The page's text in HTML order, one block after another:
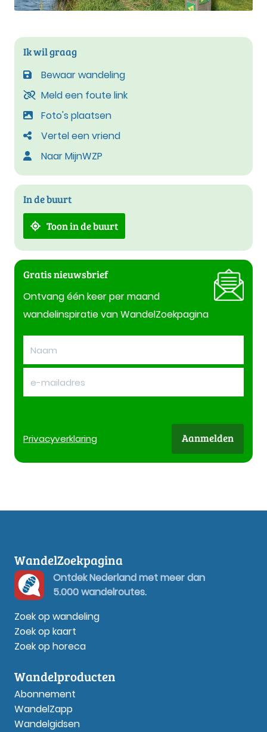
Ik wil graag
Bewaar wandeling
Meld een foute link
Foto's plaatsen
Vertel een vriend
Naar MijnWZP
In de buurt
Toon in de buurt
Gratis nieuwsbrief
Ontvang één keer per maand
wandelinspiratie van WandelZoekpagina
Privacyverklaring Aanmelden
WandelZoekpagina
Ontdek Nederland met meer dan
5.000 wandelroutes.
Zoek op wandeling
Zoek op kaart
Zoek op horeca
Wandelproducten
Abonnement
WandelZapp
Wandelgidsen